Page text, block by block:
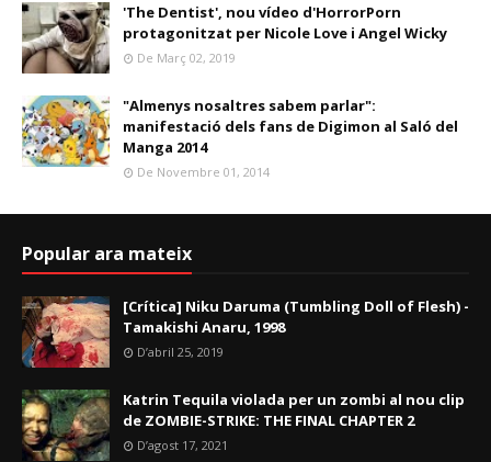
'The Dentist', nou vídeo d'HorrorPorn
protagonitzat per Nicole Love i Angel Wicky
De Març 02, 2019
"Almenys nosaltres sabem parlar":
manifestació dels fans de Digimon al Saló del
Manga 2014
De Novembre 01, 2014
Popular ara mateix
[Crítica] Niku Daruma (Tumbling Doll of Flesh) -
Tamakishi Anaru, 1998
D’abril 25, 2019
Katrin Tequila violada per un zombi al nou clip
de ZOMBIE-STRIKE: THE FINAL CHAPTER 2
D’agost 17, 2021